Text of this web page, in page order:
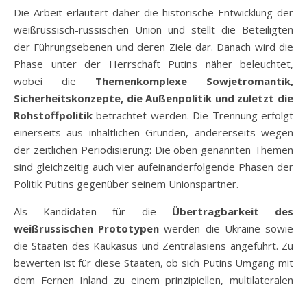
Die Arbeit erläutert daher die historische Entwicklung der
weißrussisch-russischen Union und stellt die Beteiligten
der Führungsebenen und deren Ziele dar. Danach wird die
Phase unter der Herrschaft Putins näher beleuchtet,
wobei die Themenkomplexe Sowjetromantik,
Sicherheitskonzepte, die Außenpolitik und zuletzt die
Rohstoffpolitik betrachtet werden. Die Trennung erfolgt
einerseits aus inhaltlichen Gründen, andererseits wegen
der zeitlichen Periodisierung: Die oben genannten Themen
sind gleichzeitig auch vier aufeinanderfolgende Phasen der
Politik Putins gegenüber seinem Unionspartner.
Als Kandidaten für die Übertragbarkeit des
weißrussischen Prototypen werden die Ukraine sowie
die Staaten des Kaukasus und Zentralasiens angeführt. Zu
bewerten ist für diese Staaten, ob sich Putins Umgang mit
dem Fernen Inland zu einem prinzipiellen, multilateralen